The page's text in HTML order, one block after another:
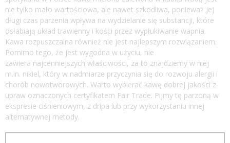
nie tylko mało wartościowa, ale nawet szkodliwa, ponieważ jej
długi czas parzenia wpływa na wydzielanie się substancji, które
osłabiają układ trawienny i kości przez wypłukiwanie wapnia.
Kawa rozpuszczalna również nie jest najlepszym rozwiązaniem.
Pomimo tego, że jest wygodna w użyciu, nie
zawiera najcenniejszych właściwości, za to znajdziemy w niej
m.in. nikiel, który w nadmiarze przyczynia się do rozwoju alergii i
chorób nowotworowych. Warto wybierać kawę dobrej jakości z
upraw oznaczonych certyfikatem Fair Trade. Pijmy tę parzoną w
ekspresie ciśnieniowym, z dripa lub przy wykorzystaniu innej
alternatywnej metody.